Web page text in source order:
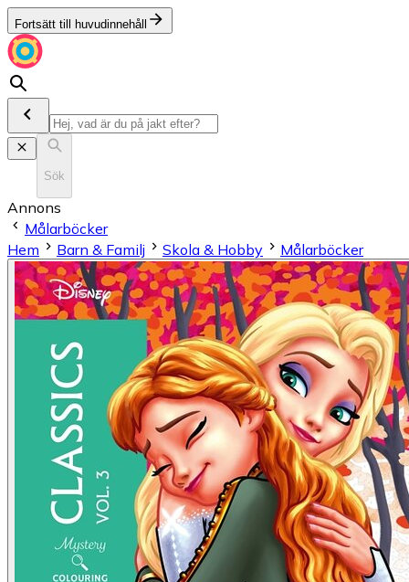
Fortsätt till huvudinnehåll
Sök
Annons
Målarböcker
Hem
Barn & Familj Skola & Hobby Målarböcker